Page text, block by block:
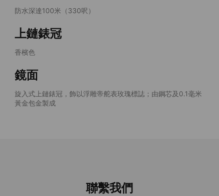
防水深達100米（330呎）
上鏈錶冠
香檳色
鏡面
旋入式上鏈錶冠，飾以浮雕帝舵表玫瑰標誌；由鋼芯及0.1毫米
黃金包金製成
聯繫我們